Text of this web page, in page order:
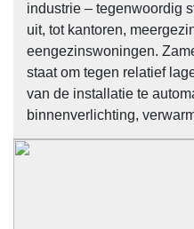
industrie – tegenwoordig
uit, tot kantoren,
eengezinswoningen.
staat om tegen relatief
van de installatie te
binnenverlichting,